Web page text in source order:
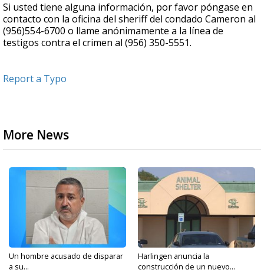
Si usted tiene alguna información, por favor póngase en
contacto con la oficina del sheriff del condado Cameron al
(956)554-6700 o llame anónimamente a la línea de
testigos contra el crimen al (956) 350-5551.
Report a Typo
More News
Un hombre acusado de disparar
a su...
Harlingen anuncia la
construcción de un nuevo...